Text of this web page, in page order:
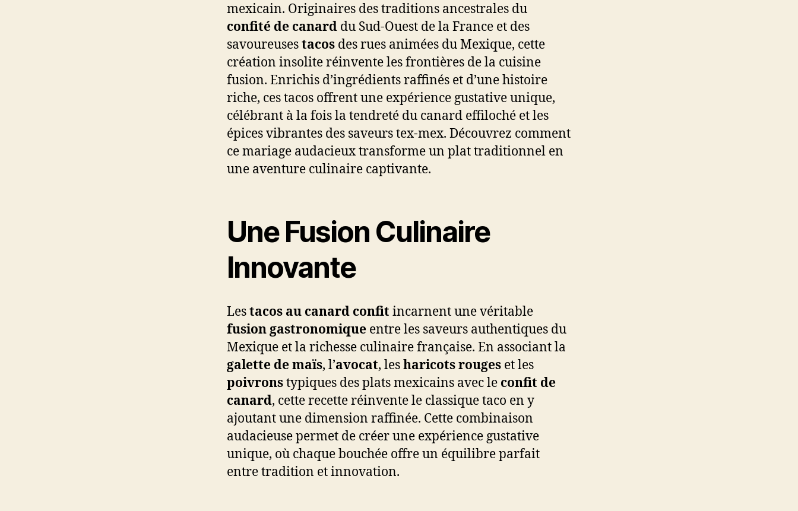
mexicain. Originaires des traditions ancestrales du
confité de canard du Sud-Ouest de la France et des
savoureusestacos des rues animées du Mexique, cette
création insolite réinvente les frontières de la cuisine
fusion. Enrichis d’ingrédients raffinés et d’une histoire
riche, ces tacos offrent une expérience gustative unique,
célébrant à la fois la tendreté du canard effiloché et les
épices vibrantes des saveurs tex-mex. Découvrez comment
ce mariage audacieux transforme un plat traditionnel en
une aventure culinaire captivante.
Une Fusion Culinaire
Innovante
Lestacos au canard confit incarnent une véritable
fusion gastronomique entre les saveurs authentiques du
Mexique et la richesse culinaire française. En associant la
galette de maïs, l’avocat, lesharicots rouges et les
poivronstypiques des plats mexicains avec le confit de
canard, cette recette réinvente le classique taco en y
ajoutant une dimension raffinée. Cette combinaison
audacieuse permet de créer une expérience gustative
unique, où chaque bouchée offre un équilibre parfait
entre tradition et innovation.